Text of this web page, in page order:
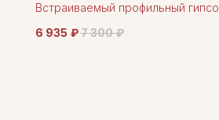
Встраиваемый профильный
6 935 ₽7 300 ₽